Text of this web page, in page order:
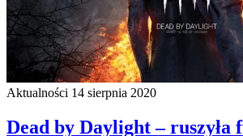
Aktualności 14 sierpnia 2020
Dead by Daylight – ruszyła